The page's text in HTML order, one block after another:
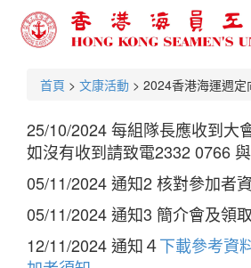
首頁 > 文康活動 > 2024香港海運週定
25/10/2024 每組隊長應收到大
如沒有收到請致電2332 0766
05/11/2024 通知2 核對參加者
05/11/2024 通知3 簡介會及領
12/11/2024 通知４下載參考資